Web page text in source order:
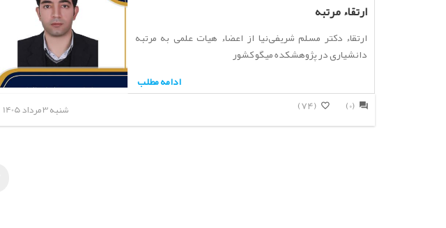
ارتقاء مرتبه
ارتقاء دکتر مسلم شریفی‌نیا از اعضاء هیات علمی به مرتبه
دانشیاری در پژوهشکده میگو کشور
ادامه مطلب
شنبه 3 مرداد 1405 (74) (0)